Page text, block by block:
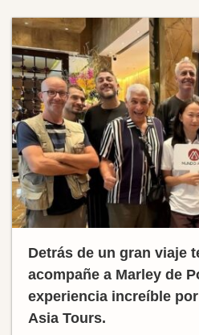
Detrás de un gran viaje
acompañe a Marley de
experiencia increíble
Asia Tours.